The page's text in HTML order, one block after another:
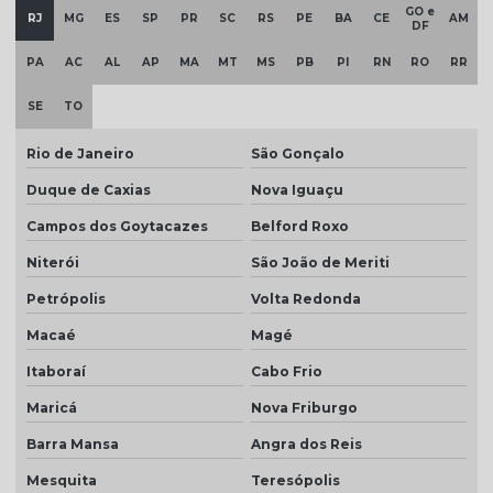
Telha colonial resinada valor
Telha concreto colorida
Telha de concreto esmaltada
Telha de concreto grafite
Telha de concreto pintada
Telha de concreto preço
Telha para construção civil
Telha dupla americana
RJ MG ES SP PR SC RS PE BA CE
GO e
DF
AM
PA AC AL AP MA MT MS PB PI RN RO RR
SE TO
Rio de Janeiro São Gonçalo
Duque de Caxias Nova Iguaçu
Campos dos Goytacazes Belford Roxo
Niterói São João de Meriti
Petrópolis Volta Redonda
Macaé Magé
Itaboraí Cabo Frio
Maricá Nova Friburgo
Barra Mansa Angra dos Reis
Mesquita Teresópolis